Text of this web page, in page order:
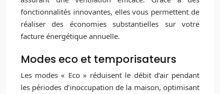
fonctionnalités innovantes, elles vous permettent de
réaliser des économies substantielles sur votre
facture énergétique annuelle.
Modes eco et temporisateurs
Les modes « Eco » réduisent le débit d’air pendant
les périodes d’inoccupation de la maison, optimisant